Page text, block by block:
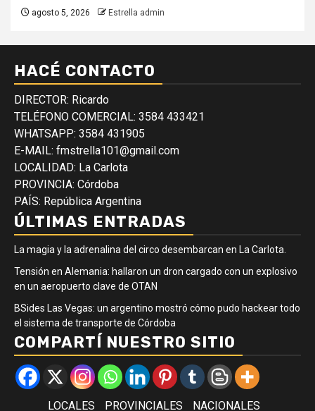
agosto 5, 2026 Estrella admin
HACÉ CONTACTO
DIRECTOR: Ricardo
TELÉFONO COMERCIAL: 3584 433421
WHATSAPP: 3584 431905
E-MAIL: fmstrella101@gmail.com
LOCALIDAD: La Carlota
PROVINCIA: Córdoba
PAÍS: República Argentina
ÚLTIMAS ENTRADAS
La magia y la adrenalina del circo desembarcan en La Carlota.
Tensión en Alemania: hallaron un dron cargado con un explosivo
en un aeropuerto clave de OTAN
BSides Las Vegas: un argentino mostró cómo pudo hackear todo
el sistema de transporte de Córdoba
COMPARTÍ NUESTRO SITIO
LOCALES PROVINCIALES NACIONALES